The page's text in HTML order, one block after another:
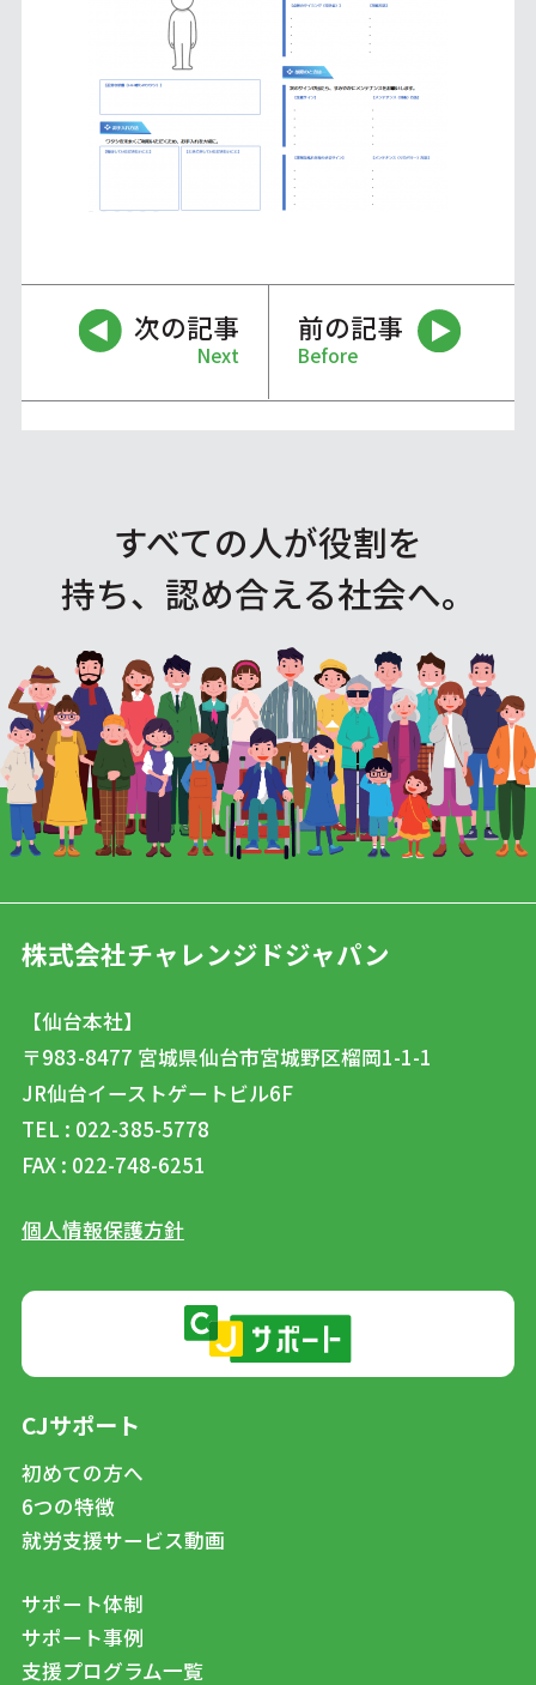
次の記事
Next
前の記事
Before
すべての人が役割を
持ち、認め合える社会へ。
株式会社チャレンジドジャパン
【仙台本社】
〒983-8477 宮城県仙台市宮城野区榴岡1-1-1
JR仙台イーストゲートビル6F
TEL : 022-385-5778
FAX : 022-748-6251
個人情報保護方針
CJサポート
初めての方へ
6つの特徴
就労支援サービス動画
サポート体制
サポート事例
支援プログラム一覧